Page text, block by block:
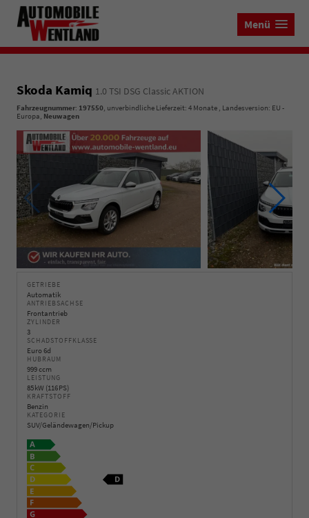
Menü
Skoda Kamiq 1.0 TSI DSG Classic AKTION
Fahrzeugnummer: 197550, unverbindliche Lieferzeit: 4 Monate , Landesversion: EU -
Europa, Neuwagen
GETRIEBE
Automatik
ANTRIEBSACHSE
Frontantrieb
ZYLINDER
3
SCHADSTOFFKLASSE
Euro 6d
HUBRAUM
999 ccm
LEISTUNG
85 kW (116 PS)
KRAFTSTOFF
Benzin
KATEGORIE
SUV/Geländewagen/Pickup